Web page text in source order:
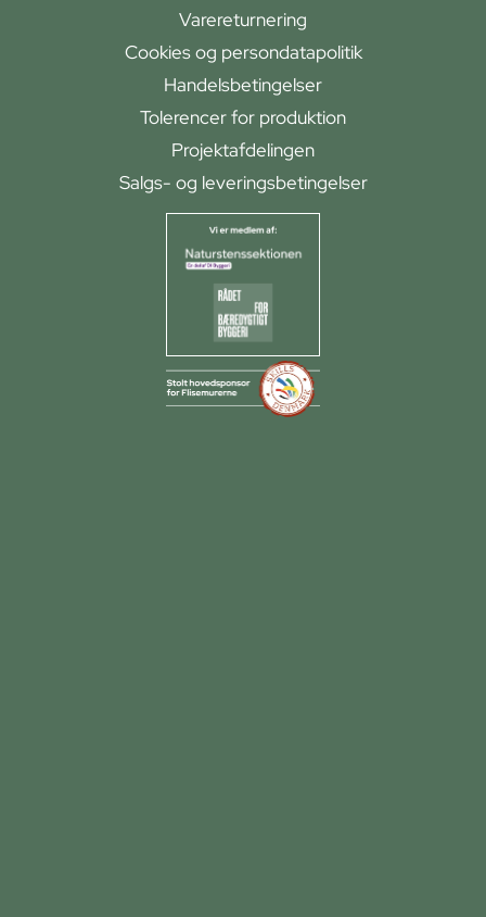
Varereturnering
Cookies og persondatapolitik
Handelsbetingelser
Tolerencer for produktion
Projektafdelingen
Salgs- og leveringsbetingelser